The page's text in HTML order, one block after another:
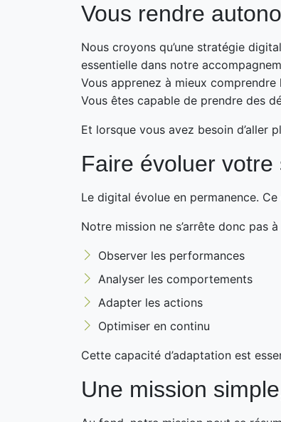
Vous rendre
Nous croyons qu’une stratégie
essentielle dans notre
Vous apprenez à mieux
Vous êtes capable de prendre des
Et lorsque vous avez besoin d’aller
Faire évoluer
Le digital évolue en permanence.
Notre mission ne s’arrête donc pas
Observer les performances
Analyser les comportements
Adapter les actions
Optimiser en continu
Cette capacité d’adaptation est
Une mission